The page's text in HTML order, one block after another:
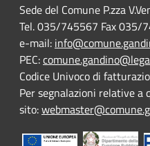
Sede del Comune P.zza
Tel. 035/745567 Fax 035/
e-mail:
PEC:
Codice Univoco di
Per segnalazioni relative a
sito: